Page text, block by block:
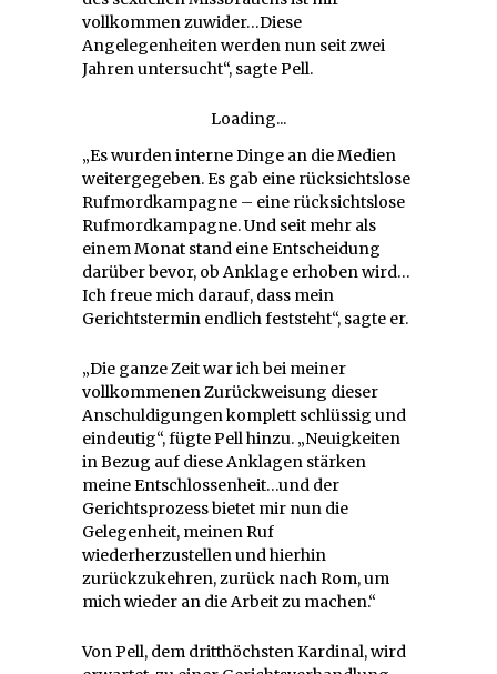
vollkommen zuwider…Diese
Angelegenheiten werden nun seit zwei
Jahren untersucht“, sagte Pell.
Loading...
„Es wurden interne Dinge an die Medien
weitergegeben. Es gab eine rücksichtslose
Rufmordkampagne – eine rücksichtslose
Rufmordkampagne. Und seit mehr als
einem Monat stand eine Entscheidung
darüber bevor, ob Anklage erhoben wird…
Ich freue mich darauf, dass mein
Gerichtstermin endlich feststeht“, sagte er.
„Die ganze Zeit war ich bei meiner
vollkommenen Zurückweisung dieser
Anschuldigungen komplett schlüssig und
eindeutig“, fügte Pell hinzu. „Neuigkeiten
in Bezug auf diese Anklagen stärken
meine Entschlossenheit…und der
Gerichtsprozess bietet mir nun die
Gelegenheit, meinen Ruf
wiederherzustellen und hierhin
zurückzukehren, zurück nach Rom, um
mich wieder an die Arbeit zu machen.“
Von Pell, dem dritthöchsten Kardinal, wird